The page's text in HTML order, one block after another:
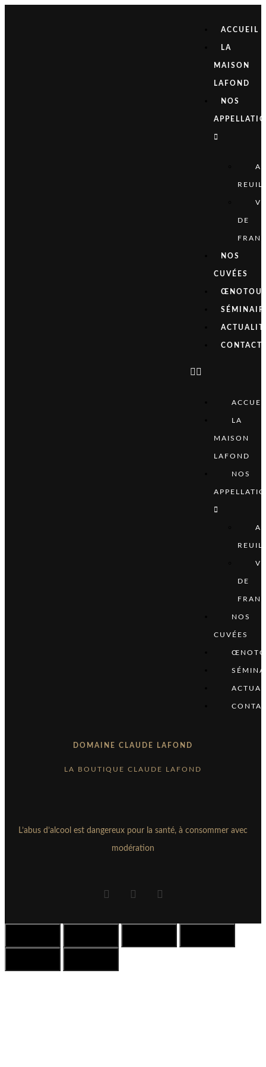
ACCUEIL
LA
MAISON
LAFOND
NOS
DE
NOS
CUVÉES
CONTACT
LA
MAISON
LAFOND
NOS
DE
NOS
CUVÉES
DOMAINE CLAUDE LAFOND
LA BOUTIQUE CLAUDE LAFOND
L’abus d’alcool est dangereux pour la santé, à consommer avec
modération